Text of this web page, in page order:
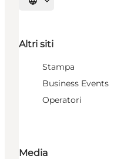
Seleziona la lingua
Altri siti
Stampa
Business Events
Operatori
Media